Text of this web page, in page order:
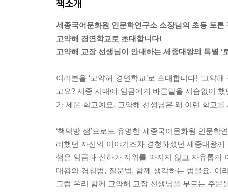
책소개
세종국어문화원 인문학연구소 소장님의 초등 토론
고약해 경연학교로 초대합니다!
고약해 교장 선생님이 안내하는 세종대왕의 특별 ‘
여러분을 ‘고약해 경연학교’로 초대합니다! ‘고약
고요? 세종 시대에 임금에게 바른말을 서슴없이 했
가 세운 학교예요. 고약해 선생님은 왜 이런 학교를
‘책먹방 샘’으로도 유명한 세종국어문화원 인문
례했던 자신의 이야기조차 경청하셨던 세종대왕
샘은 임금과 신하가 지위를 따지지 않고 자유롭게
대왕의 경청법, 질문법, 함께 생각하는 법을요. 이
그럼 우리 함께 고약해 교장 선생님을 부르는 주문